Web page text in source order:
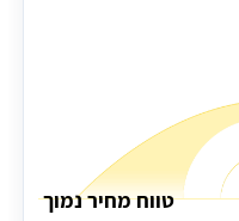
טווח מחיר נמוך